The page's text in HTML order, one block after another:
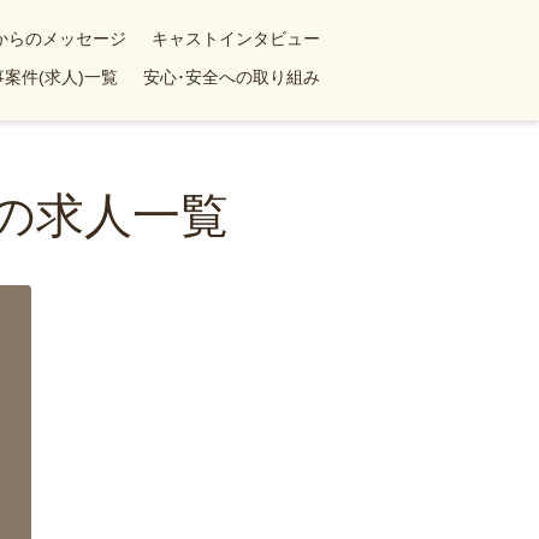
らのメッセージ
キャストインタビュー
案件(求人)一覧 安心･安全への取り組み
求人一覧